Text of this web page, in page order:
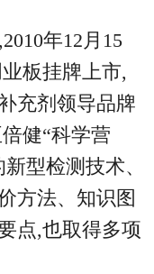
年12月15
板挂牌上市,
充剂领导品牌
健“科学营
型检测技术、
方法、知识图
点,也取得多项